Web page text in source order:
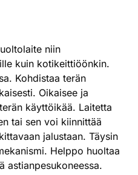
niin
kuin kotikeittiöönkin.
Kohdistaa terän
Oikaisee ja
käyttöikää. Laitetta
tai sen voi kiinnittää
jalustaan. Täysin
Helppo huoltaa
astianpesukoneessa.